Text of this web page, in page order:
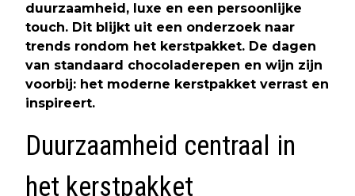
duurzaamheid, luxe en een persoonlijke
touch. Dit blijkt uit een onderzoek naar
trends rondom het kerstpakket. De dagen
van standaard chocoladerepen en wijn zijn
voorbij: het moderne kerstpakket verrast en
inspireert.
Duurzaamheid centraal in
het kerstpakket